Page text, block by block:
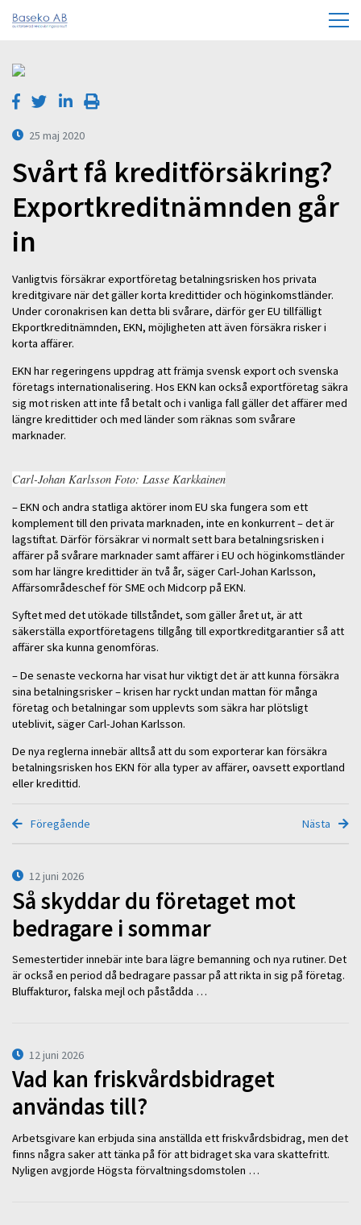
25 maj 2020
Svårt få kreditförsäkring?
Exportkreditnämnden går
in
Vanligtvis försäkrar exportföretag betalningsrisken hos privata
kreditgivare när det gäller korta kredittider och höginkomstländer.
Under coronakrisen kan detta bli svårare, därför ger EU tillfälligt
Ekportkreditnämnden, EKN, möjligheten att även försäkra risker i
korta affärer.
EKN har regeringens uppdrag att främja svensk export och svenska
företags internationalisering. Hos EKN kan också exportföretag säkra
sig mot risken att inte få betalt och i vanliga fall gäller det affärer med
längre kredittider och med länder som räknas som svårare
marknader.
Carl-Johan Karlsson Foto: Lasse Karkkainen
– EKN och andra statliga aktörer inom EU ska fungera som ett
komplement till den privata marknaden, inte en konkurrent – det är
lagstiftat. Därför försäkrar vi normalt sett bara betalningsrisken i
affärer på svårare marknader samt affärer i EU och höginkomstländer
som har längre kredittider än två år, säger Carl-Johan Karlsson,
Affärsområdeschef för SME och Midcorp på EKN.
Syftet med det utökade tillståndet, som gäller året ut, är att
säkerställa exportföretagens tillgång till exportkreditgarantier så att
affärer ska kunna genomföras.
– De senaste veckorna har visat hur viktigt det är att kunna försäkra
sina betalningsrisker – krisen har ryckt undan mattan för många
företag och betalningar som upplevts som säkra har plötsligt
uteblivit, säger Carl-Johan Karlsson.
De nya reglerna innebär alltså att du som exporterar kan försäkra
betalningsrisken hos EKN för alla typer av affärer, oavsett exportland
eller kredittid.
Föregående Nästa
12 juni 2026
Så skyddar du företaget mot
bedragare i sommar
Semestertider innebär inte bara lägre bemanning och nya rutiner. Det
är också en period då bedragare passar på att rikta in sig på företag.
Bluffakturor, falska mejl och påstådda …
12 juni 2026
Vad kan friskvårdsbidraget
användas till?
Arbetsgivare kan erbjuda sina anställda ett friskvårdsbidrag, men det
finns några saker att tänka på för att bidraget ska vara skattefritt.
Nyligen avgjorde Högsta förvaltningsdomstolen …